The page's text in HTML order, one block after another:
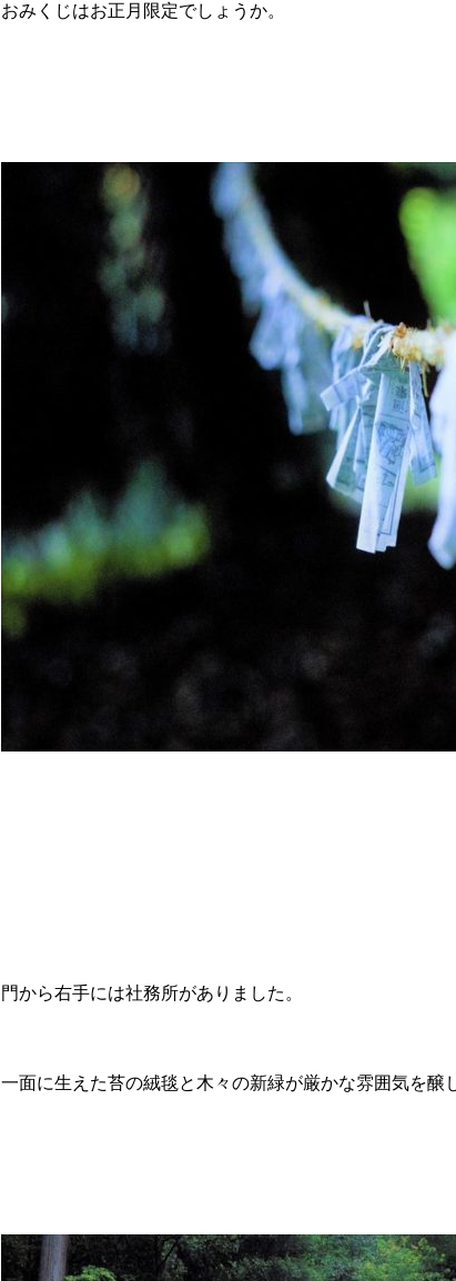
おみくじはお正月限定でしょうか。
門から右手には社務所がありました。
一面に生えた苔の絨毯と木々の新緑が厳かな雰囲気を醸